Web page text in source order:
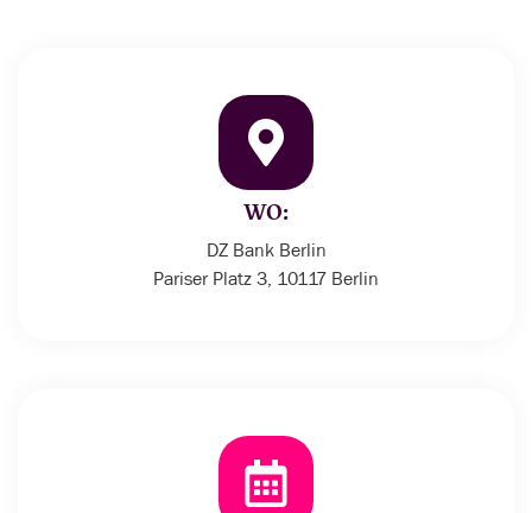
WO:
DZ Bank Berlin
Pariser Platz 3, 10117 Berlin